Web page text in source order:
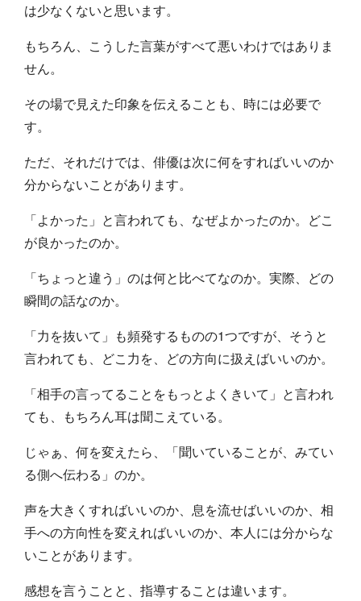
は少なくないと思います。
もちろん、こうした言葉がすべて悪いわけではありま
せん。
その場で見えた印象を伝えることも、時には必要で
す。
ただ、それだけでは、俳優は次に何をすればいいのか
分からないことがあります。
「よかった」と言われても、なぜよかったのか。どこ
が良かったのか。
「ちょっと違う」のは何と比べてなのか。実際、どの
瞬間の話なのか。
「力を抜いて」も頻発するものの1つですが、そうと
言われても、どこ力を、どの方向に扱えばいいのか。
「相手の言ってることをもっとよくきいて」と言われ
ても、もちろん耳は聞こえている。
じゃぁ、何を変えたら、「聞いていることが、みてい
る側へ伝わる」のか。
声を大きくすればいいのか、息を流せばいいのか、相
手への方向性を変えればいいのか、本人には分からな
いことがあります。
感想を言うことと、指導することは違います。